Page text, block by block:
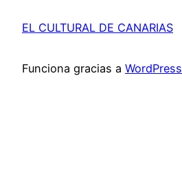
EL CULTURAL DE CANARIAS
Funciona gracias a WordPress